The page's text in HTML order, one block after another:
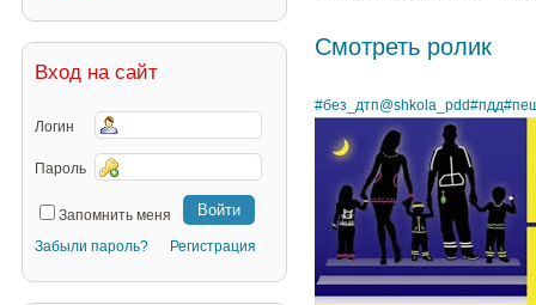
Вход на сайт
Логин
Пароль
Запомнить меня
Забыли пароль?
Регистрация
Смотреть ролик
#без_дтп@shkola_pdd#пдд